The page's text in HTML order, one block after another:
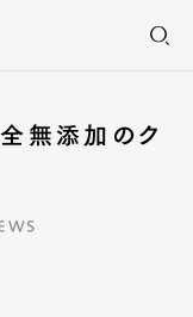
無添加のク